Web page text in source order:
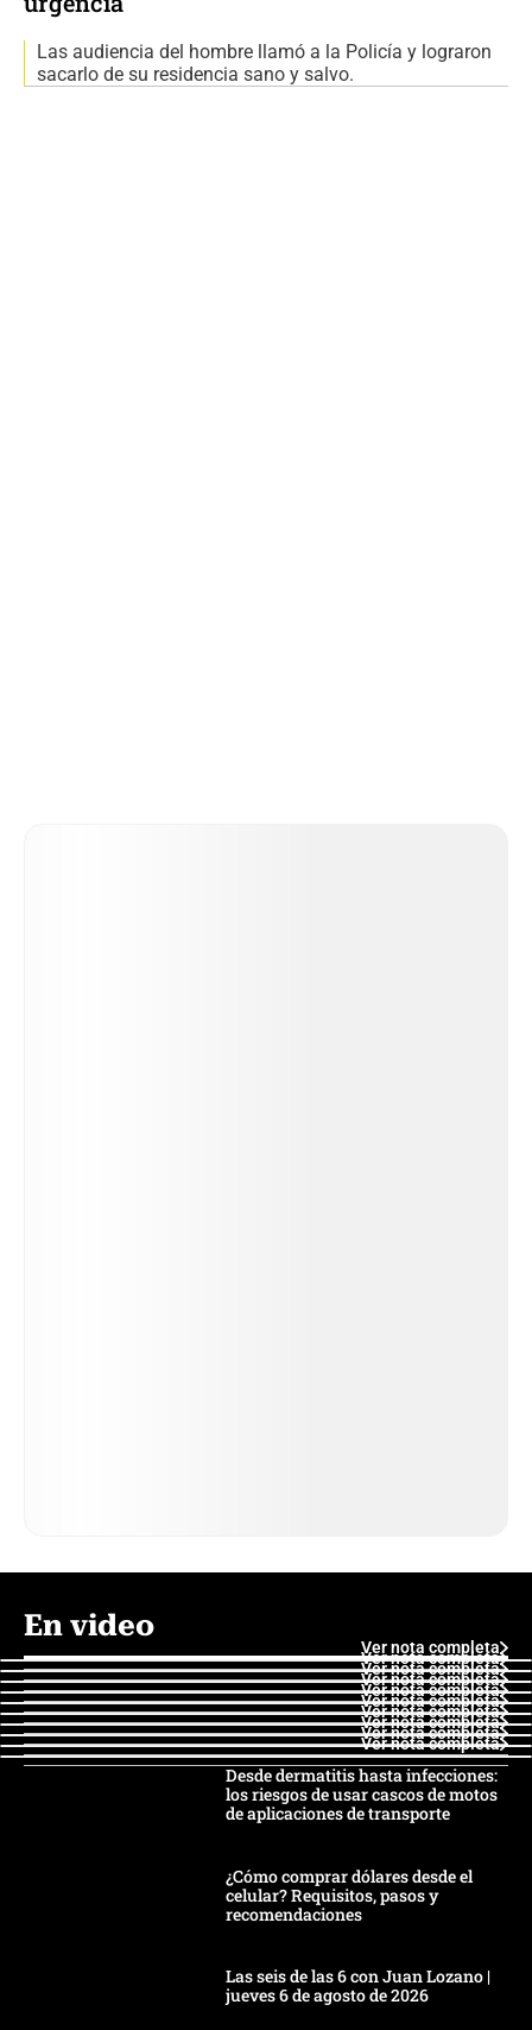
Las audiencia del hombre llamó a la Policía y lograron
sacarlo de su residencia sano y salvo.
En video
Ver nota completa
Ver nota completa
Ver nota completa
Ver nota completa
Ver nota completa
Ver nota completa
Ver nota completa
Ver nota completa
Ver nota completa
Ver nota completa
Desde dermatitis hasta infecciones:
los riesgos de usar cascos de motos
de aplicaciones de transporte
¿Cómo comprar dólares desde el
celular? Requisitos, pasos y
recomendaciones
Las seis de las 6 con Juan Lozano |
jueves 6 de agosto de 2026